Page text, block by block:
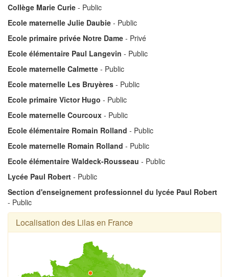
Collège Marie Curie - Public
Ecole maternelle Julie Daubie - Public
Ecole primaire privée Notre Dame - Privé
Ecole élémentaire Paul Langevin - Public
Ecole maternelle Calmette - Public
Ecole maternelle Les Bruyères - Public
Ecole primaire Victor Hugo - Public
Ecole maternelle Courcoux - Public
Ecole élémentaire Romain Rolland - Public
Ecole maternelle Romain Rolland - Public
Ecole élémentaire Waldeck-Rousseau - Public
Lycée Paul Robert - Public
Section d'enseignement professionnel du lycée Paul Robert
- Public
Localisation des Lilas en France